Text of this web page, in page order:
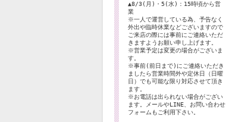
▲8/3(月)・5(水)：15時頃から営
業
※一人で運営している為、予告なく
外出や臨時休業などございますので
ご来店の際には事前にご連絡いただ
きますようお願い申し上げます。
※営業予定は変更の場合がございま
す。
※事前(前日まで)にご連絡いただき
ましたら営業時間外や定休日（日曜
日）でも可能な限り対応させて頂き
ます。
※お電話は出られない場合がござい
ます。メールやLINE、お問い合わせ
フォームもご利用下さい。